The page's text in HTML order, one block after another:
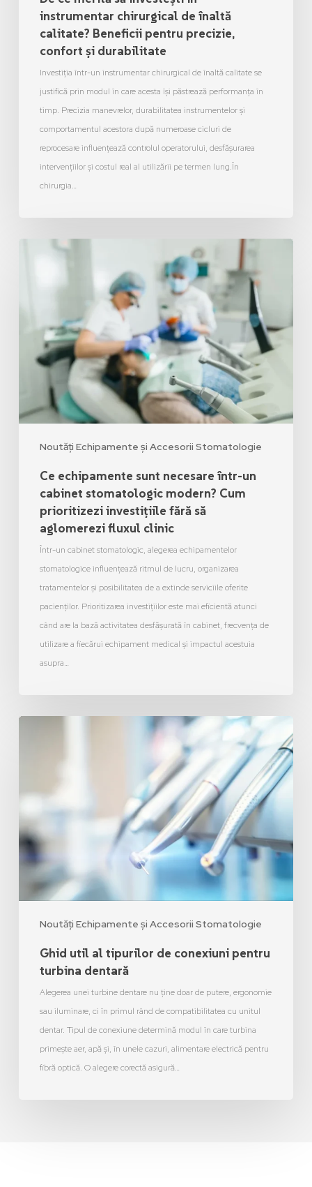
instrumentar chirurgical de înaltă
calitate? Beneficii pentru precizie,
confort și durabilitate
Investiția într-un instrumentar chirurgical de înaltă calitate se
justifică prin modul în care acesta își păstrează performanța în
timp. Precizia manevrelor, durabilitatea instrumentelor și
comportamentul acestora după numeroase cicluri de
reprocesare influențează controlul operatorului, desfășurarea
intervențiilor și costul real al utilizării pe termen lung.În
chirurgia…
Noutăți Echipamente și Accesorii Stomatologie
Ce echipamente sunt necesare într-un
cabinet stomatologic modern? Cum
prioritizezi investițiile fără să
aglomerezi fluxul clinic
Într-un cabinet stomatologic, alegerea echipamentelor
stomatologice influențează ritmul de lucru, organizarea
tratamentelor și posibilitatea de a extinde serviciile oferite
pacienților. Prioritizarea investițiilor este mai eficientă atunci
când are la bază activitatea desfășurată în cabinet, frecvența de
utilizare a fiecărui echipament medical și impactul acestuia
asupra…
Noutăți Echipamente și Accesorii Stomatologie
Ghid util al tipurilor de conexiuni pentru
turbina dentară
Alegerea unei turbine dentare nu ține doar de putere, ergonomie
sau iluminare, ci în primul rând de compatibilitatea cu unitul
dentar. Tipul de conexiune determină modul în care turbina
primește aer, apă și, în unele cazuri, alimentare electrică pentru
fibră optică. O alegere corectă asigură…